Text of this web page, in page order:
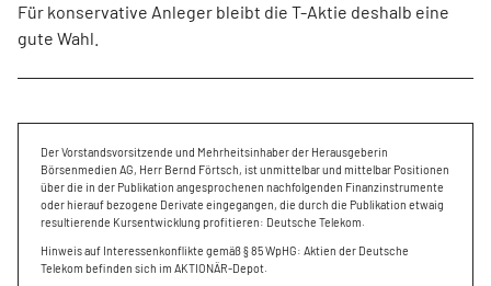
Für konservative Anleger bleibt die T-Aktie deshalb eine
gute Wahl.
Der Vorstandsvorsitzende und Mehrheitsinhaber der Herausgeberin
Börsenmedien AG, Herr Bernd Förtsch, ist unmittelbar und mittelbar Positionen
über die in der Publikation angesprochenen nachfolgenden Finanzinstrumente
oder hierauf bezogene Derivate eingegangen, die durch die Publikation etwaig
resultierende Kursentwicklung profitieren: Deutsche Telekom.
Hinweis auf Interessenkonflikte gemäß § 85 WpHG: Aktien der Deutsche
Telekom befinden sich im AKTIONÄR-Depot.